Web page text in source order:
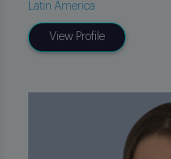
Latin America
View Profile